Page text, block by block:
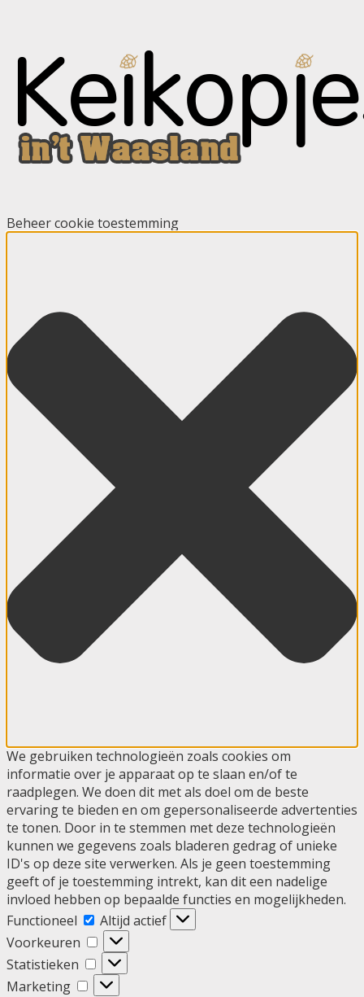
Beheer cookie toestemming
We gebruiken technologieën zoals cookies om
informatie over je apparaat op te slaan en/of te
raadplegen. We doen dit met als doel om de beste
ervaring te bieden en om gepersonaliseerde advertenties
te tonen. Door in te stemmen met deze technologieën
kunnen we gegevens zoals bladeren gedrag of unieke
ID's op deze site verwerken. Als je geen toestemming
geeft of je toestemming intrekt, kan dit een nadelige
invloed hebben op bepaalde functies en mogelijkheden.
Functioneel
Functioneel
Altijd actief
Voorkeuren
Voorkeuren
Statistieken
Statistieken
Marketing
Marketing